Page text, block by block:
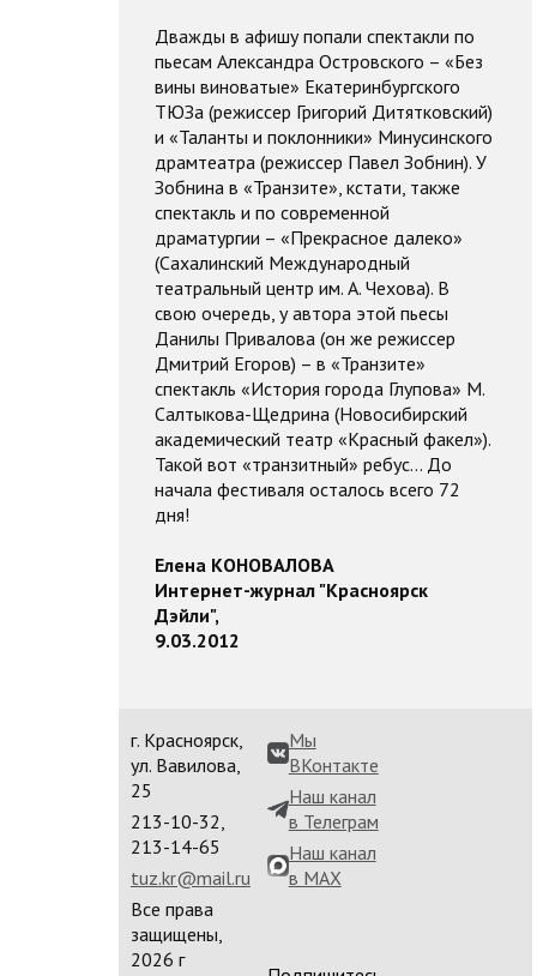
Дважды в афишу попали спектакли по
пьесам Александра Островского – «Без
вины виноватые» Екатеринбургского
ТЮЗа (режиссер Григорий Дитятковский)
и «Таланты и поклонники» Минусинского
драмтеатра (режиссер Павел Зобнин). У
Зобнина в «Транзите», кстати, также
спектакль и по современной
драматургии – «Прекрасное далеко»
(Сахалинский Международный
театральный центр им. А. Чехова). В
свою очередь, у автора этой пьесы
Данилы Привалова (он же режиссер
Дмитрий Егоров) – в «Транзите»
спектакль «История города Глупова» М.
Салтыкова-Щедрина (Новосибирский
академический театр «Красный факел»).
Такой вот «транзитный» ребус… До
начала фестиваля осталось всего 72
дня!
Елена КОНОВАЛОВА
Интернет-журнал "Красноярск
Дэйли",
9.03.2012
г. Красноярск,
ул. Вавилова,
25
213-10-32,
213-14-65
tuz.kr@mail.ru
Все права
защищены,
2026 г
Мы
ВКонтакте
Наш канал
в Телеграм
Наш канал
в MAX